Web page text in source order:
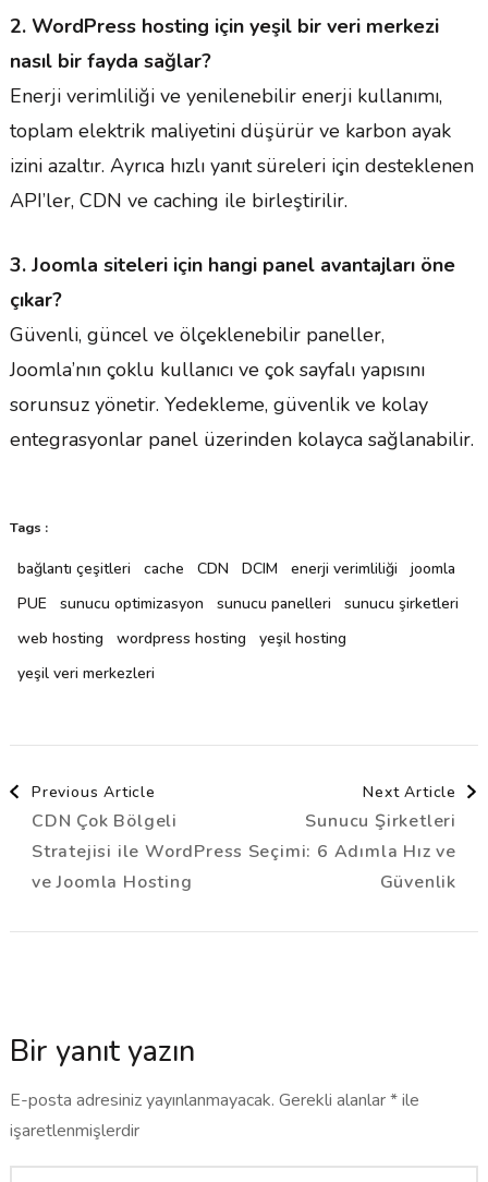
2. WordPress hosting için yeşil bir veri merkezi
nasıl bir fayda sağlar?
Enerji verimliliği ve yenilenebilir enerji kullanımı,
toplam elektrik maliyetini düşürür ve karbon ayak
izini azaltır. Ayrıca hızlı yanıt süreleri için desteklenen
API’ler, CDN ve caching ile birleştirilir.
3. Joomla siteleri için hangi panel avantajları öne
çıkar?
Güvenli, güncel ve ölçeklenebilir paneller,
Joomla’nın çoklu kullanıcı ve çok sayfalı yapısını
sorunsuz yönetir. Yedekleme, güvenlik ve kolay
entegrasyonlar panel üzerinden kolayca sağlanabilir.
Tags :
bağlantı çeşitleri cache CDN DCIM enerji verimliliği
joomla
PUE
sunucu optimizasyon sunucu panelleri
sunucu şirketleri
web hosting
wordpress hosting
yeşil hosting
yeşil veri merkezleri
Post
Navigation
Previous Article
CDN Çok Bölgeli
Stratejisi ile WordPress
ve Joomla Hosting
Next Article
Sunucu Şirketleri
Seçimi: 6 Adımla Hız ve
Güvenlik
Bir yanıt yazın
E-posta adresiniz yayınlanmayacak. Gerekli alanlar*ile
işaretlenmişlerdir